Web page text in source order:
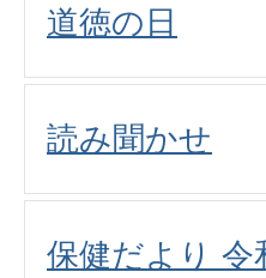
道徳の日
読み聞かせ
保健だより 令